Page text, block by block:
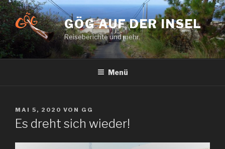
Zum
Inhalt
springen
GÖG AUF DER INSEL
Reiseberichte und mehr.
Menü
VERÖFFENTLICHT
AM
MAI 5, 2020 VON GG
Es dreht sich wieder!